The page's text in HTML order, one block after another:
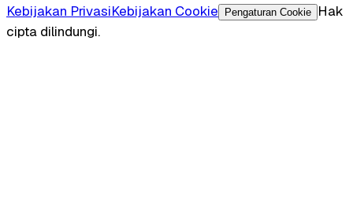
Kebijakan PrivasiKebijakan Cookie Pengaturan Cookie
Hak
cipta dilindungi.